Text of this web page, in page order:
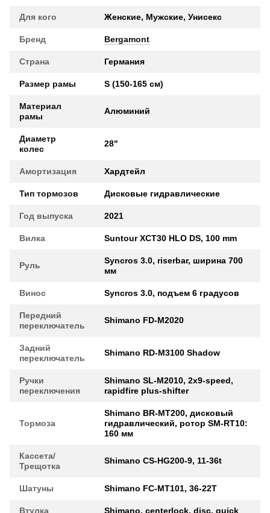
Для кого Женские, Мужские, Унисекс
Бренд Bergamont
Страна Германия
Размер рамы S (150-165 см)
Материал
рамы
Алюминий
Диаметр
колес
28"
Амортизация Хардтейл
Тип тормозов Дисковые гидравлические
Год выпуска 2021
Вилка Suntour XCT30 HLO DS, 100 mm
Руль
Syncros 3.0, riserbar, ширина 700
мм
Винос Syncros 3.0, подъем 6 градусов
Передний
переключатель
Shimano FD-M2020
Задний
переключатель
Shimano RD-M3100 Shadow
Ручки
переключения
Shimano SL-M2010, 2x9-speed,
rapidfire plus-shifter
Тормоза
Shimano BR-MT200, дисковый
гидравлический, ротор SM-RT10:
160 мм
Кассета/
Трещотка
Shimano CS-HG200-9, 11-36t
Шатуны Shimano FC-MT101, 36-22T
Втулка
Shimano, centerlock, disc, quick